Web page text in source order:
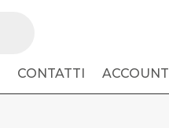
CONTATTI ACCOUNT